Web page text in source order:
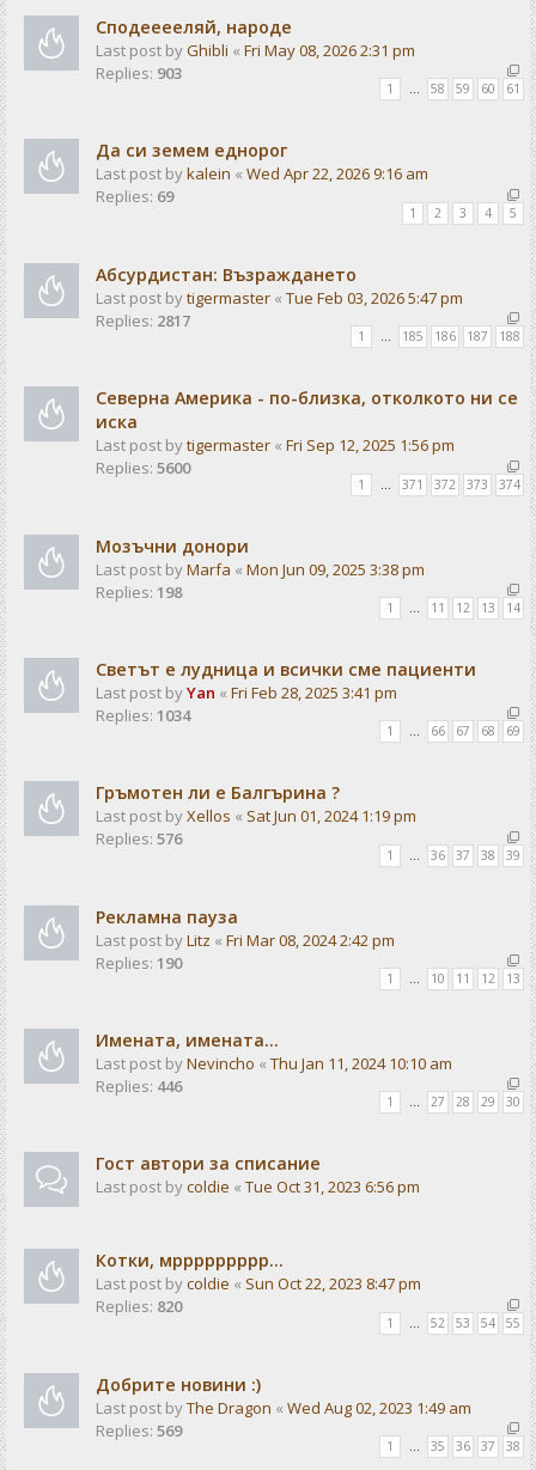
Сподееееляй, народе
Last post byGhibli « Fri May 08, 2026 2:31 pm
Replies: 903
1 … 58 59 60 61
Да си земем еднорог
Last post bykalein « Wed Apr 22, 2026 9:16 am
Replies: 69
1 2 3 4 5
Абсурдистан: Възраждането
Last post bytigermaster « Tue Feb 03, 2026 5:47 pm
Replies: 2817
1 … 185 186 187 188
Северна Америка - по-близка, отколкото ни се
иска
Last post bytigermaster « Fri Sep 12, 2025 1:56 pm
Replies: 5600
1 371 372 373 374
Мозъчни донори
Last post byMarfa « Mon Jun 09, 2025 3:38 pm
Replies: 198
1 … 11 12 13 14
Светът е лудница и всички сме пациенти
Last post byYan « Fri Feb 28, 2025 3:41 pm
Replies: 1034
1 … 66 67 68 69
Гръмотен ли е Балгърина ?
Last post byXellos « Sat Jun 01, 2024 1:19 pm
Replies: 576
1 36 37 38 39
Рекламна пауза
Last post byLitz « Fri Mar 08, 2024 2:42 pm
Replies: 190
1 … 10 11 12 13
Имената, имената...
Last post byNevincho « Thu Jan 11, 2024 10:10 am
Replies: 446
1 … 27 28 29 30
Гост автори за списание
Last post bycoldie « Tue Oct 31, 2023 6:56 pm
Котки, мррррррррр...
Last post bycoldie « Sun Oct 22, 2023 8:47 pm
Replies: 820
1 52 53 54 55
Добрите новини :)
Last post byThe Dragon « Wed Aug 02, 2023 1:49 am
Replies: 569
1 … 35 36 37 38